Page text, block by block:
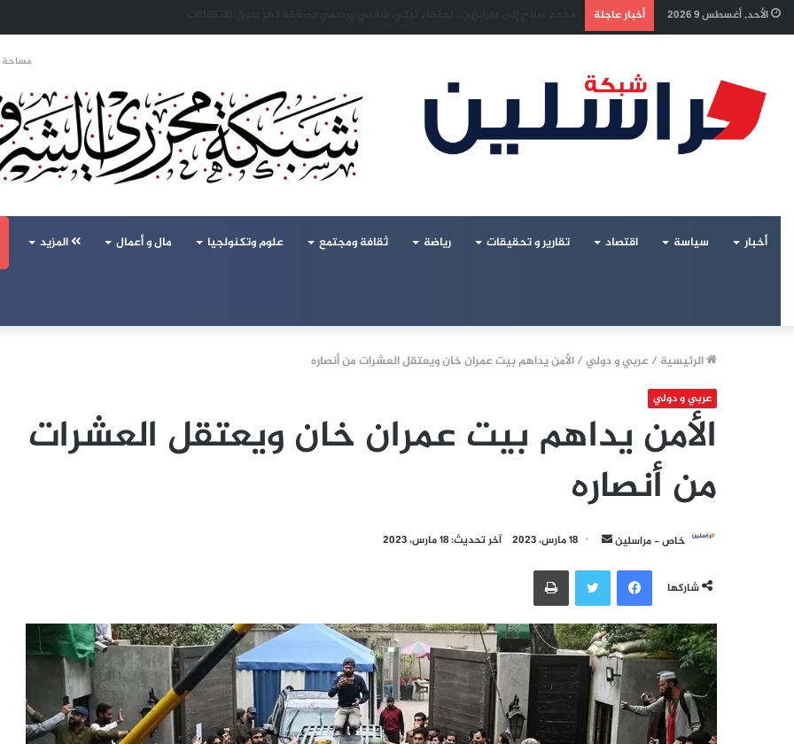
الأحد, أغسطس 9 2026 أخبار عاجلة
مساحة
أخبار سياسة اقتصاد تقارير و تحقيقات رياضة ثقافة ومجتمع علوم وتكنولجيا مال و أعمال المزيد
الرئيسية /عربي و دولي/الأمن يداهم بيت عمران خان ويعتقل العشرات من أنصاره
عربي و دولي
الأمن يداهم بيت عمران خان ويعتقل العشرات
من أنصاره
خاص - مراسلين
أرسل
إلكترونيا
18 مارس، 2023 آخر تحديث: 18 مارس، 2023
شاركها
فيسبوكتويتر طباعة